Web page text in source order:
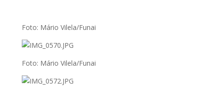
Foto: Mário Vilela/Funai
Foto: Mário Vilela/Funai